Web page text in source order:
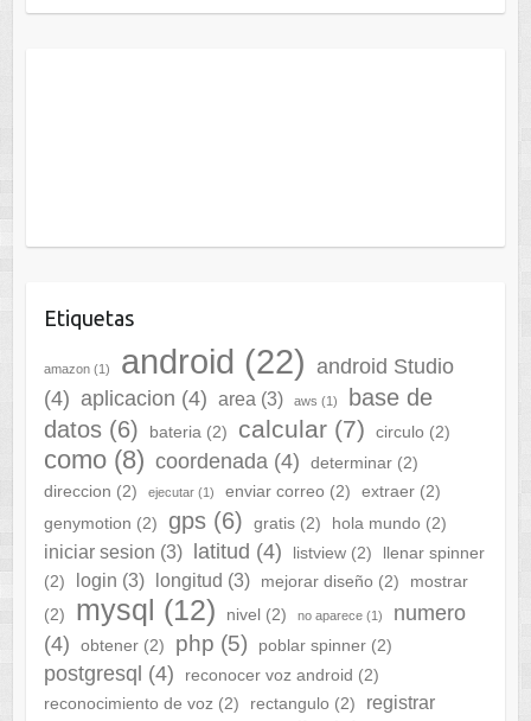
Etiquetas
amazon(1) android (22) android Studio
(4) aplicacion (4) area (3) aws (1)
base de
datos(6) bateria (2) calcular(7) circulo (2)
como(8) coordenada (4) determinar(2)
direccion (2) ejecutar(1) enviar correo (2) extraer(2)
genymotion (2) gps(6) gratis(2) hola mundo (2)
iniciar sesion (3) latitud (4) listview(2)
llenar spinner
(2)
login (3) longitud (3) mejorar diseño (2)
mostrar
(2)
mysql (12) nivel(2) no aparece(1)
numero
(4)
obtener(2) php (5) poblar spinner(2)
postgresql (4) reconocer voz android (2)
reconocimiento de voz (2) rectangulo (2)
registrar